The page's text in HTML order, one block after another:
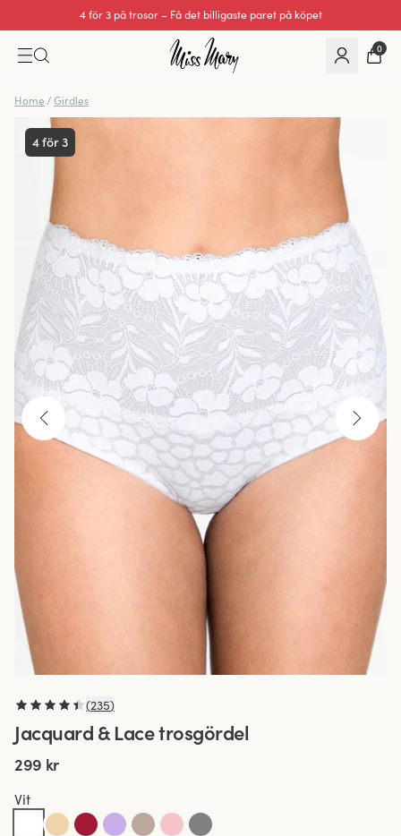
4 för 3 på trosor – Få det billigaste paret på köpet
Utmärkt 0 av 5
0
Home / Girdles
4 för 3
(235)
Jacquard & Lace trosgördel
299 kr
Vit